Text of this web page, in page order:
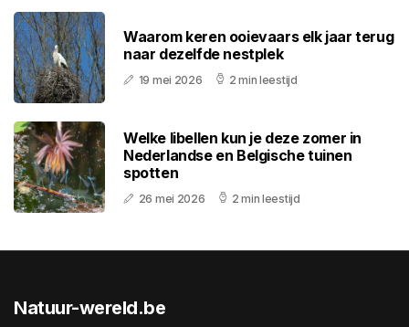
Waarom keren ooievaars elk jaar terug
naar dezelfde nestplek
19 mei 2026 2 min leestijd
Welke libellen kun je deze zomer in
Nederlandse en Belgische tuinen
spotten
26 mei 2026 2 min leestijd
Natuur-wereld.be